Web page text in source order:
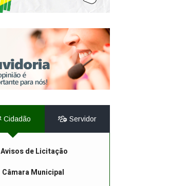
Cidadão Servidor
Avisos de Licitação
Câmara Municipal